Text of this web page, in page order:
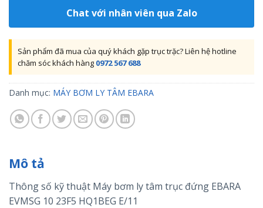
Chat với nhân viên qua Zalo
Sản phẩm đã mua của quý khách gặp trục trặc? Liên hệ hotline
chăm sóc khách hàng 0972 567 688
Danh mục: MÁY BƠM LY TÂM EBARA
Mô tả
Thông số kỹ thuật Máy bơm ly tâm trục đứng EBARA
EVMSG 10 23F5 HQ1BEG E/11